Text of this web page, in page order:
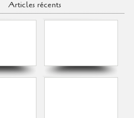
Articles récents